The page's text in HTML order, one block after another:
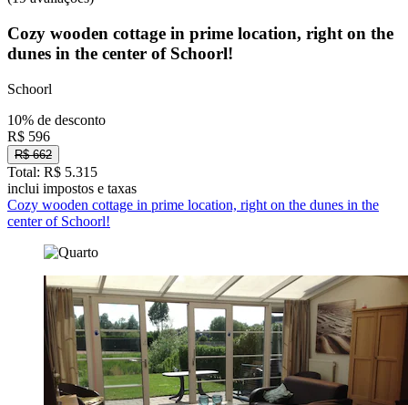
Cozy wooden cottage in prime location, right on the
dunes in the center of Schoorl!
Schoorl
10% de desconto
R$ 596
R$ 662
Total: R$ 5.315
inclui impostos e taxas
Cozy wooden cottage in prime location, right on the dunes in the
center of Schoorl!